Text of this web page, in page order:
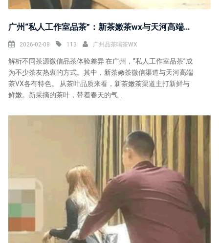
广州“私人工作室品茶”：新茶嫩茶wx与天河高端茶VX对比
2026-02-08 113 广州品茶喝茶WX
解析不同茶源微信品茶体验差异 在广州，“私人工作室品茶”成
为不少茶友热衷的方式。其中，新茶嫩茶微信渠道与天河高端
茶VX各有特色。 从茶叶品质来看，新茶嫩茶渠道主打新鲜与
鲜嫩。新采摘的茶叶，带着春天的气...